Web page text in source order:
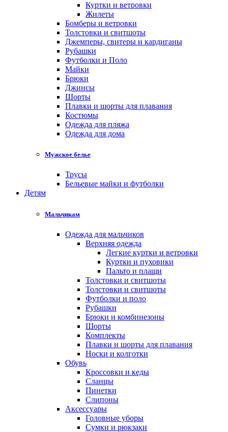
Куртки и ветровки
Жилеты
Бомберы и ветровки
Толстовки и свитшоты
Джемперы, свитеры и кардиганы
Рубашки
Футболки и Поло
Майки
Брюки
Джинсы
Шорты
Плавки и шорты для плавания
Костюмы
Одежда для пляжа
Одежда для дома
Мужское белье
Трусы
Бельевые майки и футболки
Детям
Мальчикам
Одежда для мальчиков
Верхняя одежда
Легкие куртки и ветровки
Куртки и пуховики
Пальто и плащи
Толстовки и свитшоты
Толстовки и свитшоты
Футболки и поло
Рубашки
Брюки и комбинезоны
Шорты
Комплекты
Плавки и шорты для плавания
Носки и колготки
Обувь
Кроссовки и кеды
Сланцы
Пинетки
Слипоны
Аксессуары
Головные уборы
Сумки и рюкзаки